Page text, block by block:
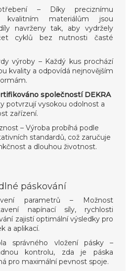
– Díky preciznímu
kvalitním materiálům jsou
navrženy tak, aby vydržely
cyklů bez nutnosti časté
výroby – Každý kus prochází
kvality a odpovídá nejnovějším
společností DEKRA
potvrzují vysokou odolnost a
zařízení.
– Výroba probíhá podle
standardů, což zaručuje
a dlouhou životnost.
páskování
parametrů – Možnost
napínací síly, rychlosti
zajistí optimální výsledky pro
a aplikací.
správného vložení pásky –
kontrolu, zda je páska
pro maximální pevnost spoje.